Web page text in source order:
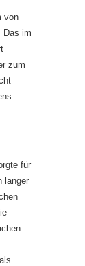
von
Das im
zum
für
langer